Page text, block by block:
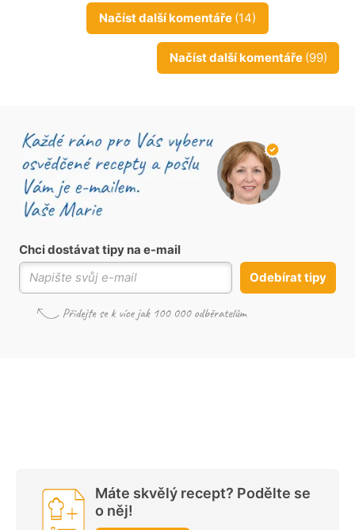
Načíst další komentáře (14)
Načíst další komentáře (99)
Chci dostávat tipy na e-mail
Odebírat tipy
Máte skvělý recept? Podělte se
o něj!